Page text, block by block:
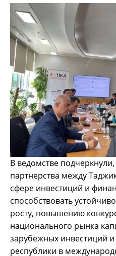
В ведомстве
партнерства между
сфере инвестиций и
способствовать
росту, повышению
национального рынка
зарубежных инвестиций
республики в